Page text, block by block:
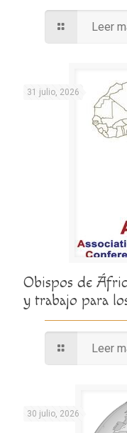
Leer
31 julio, 2026
Obispos de
y trabajo para
Leer
30 julio, 2026